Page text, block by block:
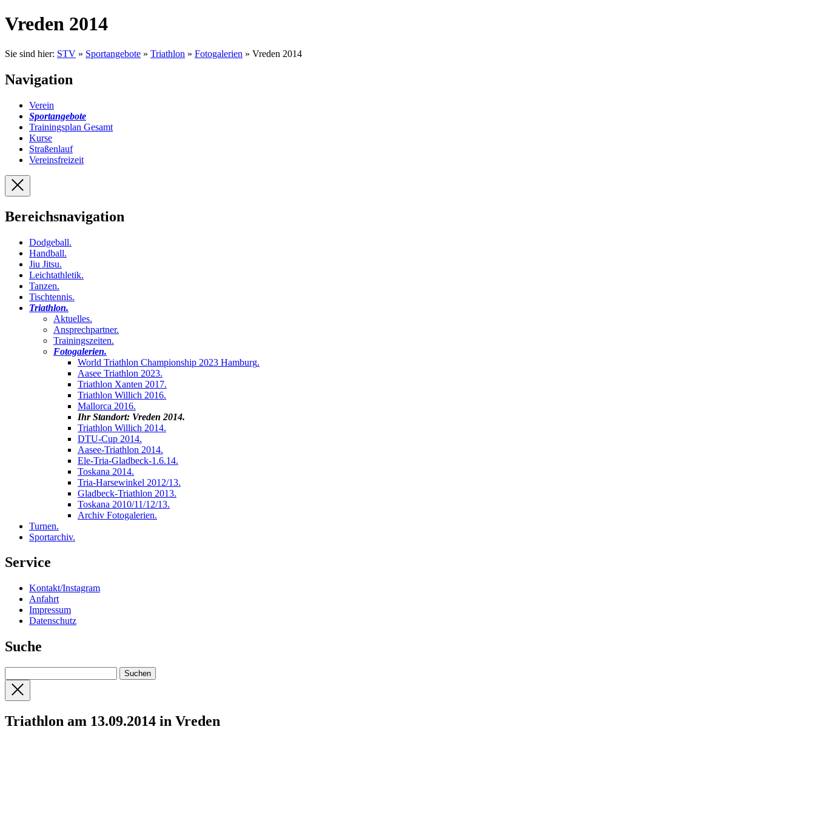
Vreden 2014
Sie sind hier: STV » Sportangebote » Triathlon » Fotogalerien » Vreden 2014
Navigation
Verein
Sportangebote
Trainingsplan Gesamt
Kurse
Straßenlauf
Vereinsfreizeit
Bereichsnavigation
Dodgeball.
Handball.
Jiu Jitsu.
Leichtathletik.
Tanzen.
Tischtennis.
Triathlon.
Aktuelles.
Ansprechpartner.
Trainingszeiten.
Fotogalerien.
World Triathlon Championship 2023 Hamburg.
Aasee Triathlon 2023.
Triathlon Xanten 2017.
Triathlon Willich 2016.
Mallorca 2016.
Ihr Standort: Vreden 2014.
Triathlon Willich 2014.
DTU-Cup 2014.
Aasee-Triathlon 2014.
Ele-Tria-Gladbeck-1.6.14.
Toskana 2014.
Tria-Harsewinkel 2012/13.
Gladbeck-Triathlon 2013.
Toskana 2010/11/12/13.
Archiv Fotogalerien.
Turnen.
Sportarchiv.
Service
Kontakt/Instagram
Anfahrt
Impressum
Datenschutz
Suche
Triathlon am 13.09.2014 in Vreden